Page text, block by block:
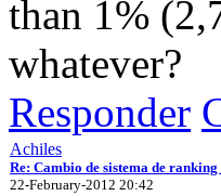
than 1%
whatever?
Responder
Achiles
Re: Cambio de sistema de
22-February-2012 20:42